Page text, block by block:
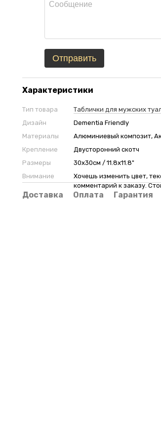
Отправить
Характеристики
Тип товара
Таблички для мужских
Дизайн
Dementia Friendly
Материалы
Алюминиевый композит,
Крепление
Двусторонний скотч
Размеры
30х30см / 11.8х11.8"
Внимание
Хочешь изменить цвет,
комментарий к заказу.
Доставка Оплата Гарантия